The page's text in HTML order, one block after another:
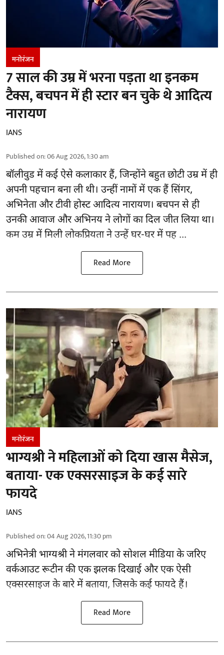
मनोरंजन
7 साल की उम्र में भरना पड़ता था इनकम
टैक्स, बचपन में ही स्टार बन चुके थे आदित्य
नारायण
IANS
Published on:06 Aug 2026, 1:30 am
बॉलीवुडमें कई ऐसे कलाकार हैं, जिन्होंने बहुत छोटी उम्र में ही
अपनी पहचान बना ली थी। उन्हीं नामों में एक हैं सिंगर,
अभिनेता और टीवी होस्ट आदित्य नारायण। बचपन से ही
उनकी आवाज और अभिनय ने लोगों का दिल जीत लिया था।
कम उम्र में मिली लोकप्रियता ने उन्हें घर-घर में पह ...
Read More
मनोरंजन
भाग्यश्री ने महिलाओं को दिया खास मैसेज,
बताया- एक एक्सरसाइज के कई सारे
फायदे
IANS
Published on:04 Aug 2026, 11:30 pm
अभिनेत्री भाग्यश्री ने मंगलवार को सोशल मीडिया के जरिए
वर्कआउट रूटीन की एक झलक दिखाई और एक ऐसी
एक्सरसाइज के बारे में बताया, जिसके कई फायदे हैं।
Read More